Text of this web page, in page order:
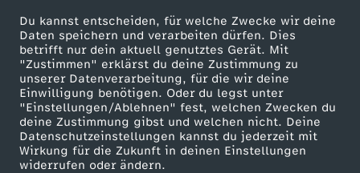
Du kannst entscheiden, für welche Zwecke wir deine
Daten speichern und verarbeiten dürfen. Dies
betrifft nur dein aktuell genutztes Gerät. Mit
"Zustimmen" erklärst du deine Zustimmung zu
unserer Datenverarbeitung, für die wir deine
Einwilligung benötigen. Oder du legst unter
"Einstellungen/Ablehnen" fest, welchen Zwecken du
deine Zustimmung gibst und welchen nicht. Deine
Datenschutzeinstellungen kannst du jederzeit mit
Wirkung für die Zukunft in deinen Einstellungen
widerrufen oder ändern.
ZDF goes Schule
Werbefernsehen
Mainzelmännchen